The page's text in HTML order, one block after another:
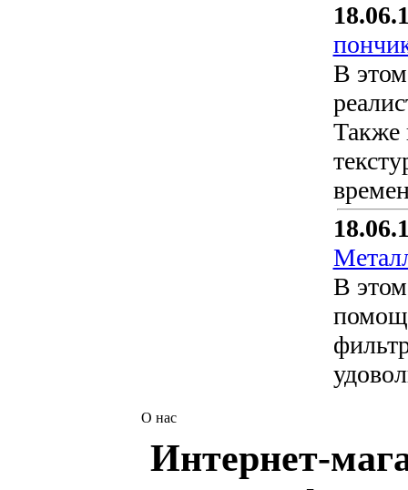
В
Также
В этом
О нас
Интернет-